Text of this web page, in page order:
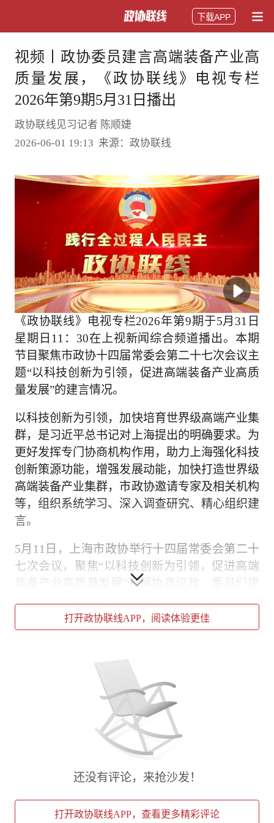
下载APP
视频丨政协委员建言高端装备产业高
质量发展，《政协联线》电视专栏
2026年第9期5月31日播出
政协联线见习记者 陈顺婕
2026-06-01 19:13 来源：政协联线
15:00
《政协联线》电视专栏2026年第9期于5月31日
星期日11：30在上视新闻综合频道播出。本期
节目聚焦市政协十四届常委会第二十七次会议主
题“以科技创新为引领，促进高端装备产业高质
量发展”的建言情况。
以科技创新为引领，加快培育世界级高端产业集
群，是习近平总书记对上海提出的明确要求。为
更好发挥专门协商机构作用，助力上海强化科技
创新策源功能，增强发展动能，加快打造世界级
高端装备产业集群，市政协邀请专家及相关机构
等，组织系统学习、深入调查研究、精心组织建
言。
5月11日，上海市政协举行十四届常委会第二十
七次会议，聚焦“以科技创新为引领，促进高端
装备产业高质量发展”开展协商议政，委员们提
伸、营造AI赋能高端装备良好生态、推动商业航
天产业快速发展、坚持科技创新与标准体系建设
下一步，市政协将充分发挥人才荟萃、智力密集
的优势，建睿智之言、献务实之策、谋创新之
举、聚奋进之力，助推高端装备产业发展不断取
得新突破，助力上海更好发挥龙头带动和示范引
责任编辑：丁元圆
打开政协联线APP，阅读体验更佳
还没有评论，来抢沙发！
打开政协联线APP，查看更多精彩评论